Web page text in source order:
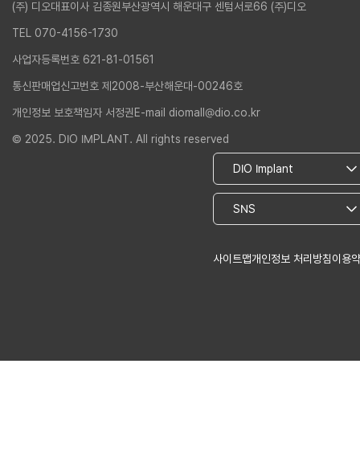
(주) 디오대표이사 김종원부산광역시 해운대구 센텀서로66 (주)디오
TEL 070-4156-1730
사업자등록번호 621-81-01561
통신판매업신고번호 제2008-부산해운대-00246호
개인정보 보호책임자 서정권 E-mail diomall@dio.co.kr
© 2025. DIO IMPLANT. All rights reserved
사이트맵개인정보 처리방침이용